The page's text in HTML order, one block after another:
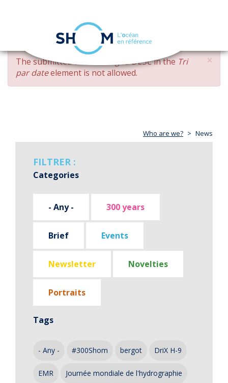
Skip
main
content
navigation
×
ERROR
MESSAGE
The submitted value changed DESCin the Tri
par dateelement is not allowed.
Who are we? News
FILTRER :
Categories
- Any - 300 years
Brief Events
Newsletter Novelties
Portraits
Tags
- Any - #300Shom bergot DriX H-9
EMR Journée mondiale de l'hydrographie